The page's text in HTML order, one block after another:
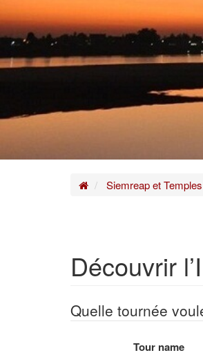
HomeSiemreap et Temples
Découvrir
Quelle tournée
Tour name